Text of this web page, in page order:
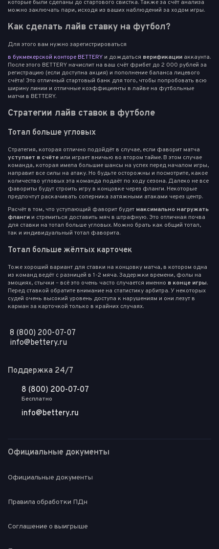
которые были сделаны до стартового свистка. Также за счёт анализа
можно заключать пари, исходя из ваших наблюдений за ходом игры.
Как сделать лайв ставку на футбол?
Для этого вам нужно зарегистрироваться
в букмекерской конторе BETTERY и дождаться верификации аккаунта.
После этого BETTERY начислит на ваш счёт фрибет до 2 000 рублей за
регистрацию (если доступна акция) и пополнение баланса лицевого
счёта! Это отличный стартовый банк для того, чтобы попробовать всю
ширину линии и отличные коэффициенты в лайве на футбольные
матчи в BETTERY.
Стратегии лайв ставок в футболе
Тотал больше угловых
Стратегия, которая отлично подойдёт в случае, если фаворит матча
уступает в счёте или играет вничью во втором тайме. В этом случае
команда, которая имела большие шансы на успех перед началом игры,
направит все силы на атаку. Но будьте осторожны и посмотрите, какое
количество угловых эта команда подаёт по ходу сезона. Далеко не все
фавориты будут строить игру в концовке через фланги. Некоторые
предпочтут раскачивать соперника затяжными атаками через центр.
Расчёт в том, что уступающий фаворит будет максимально нагружать
фланги и стремиться доставить мяч в штрафную. Это отличная почва
для ставки на тотал больше угловых. Можно брать как общий тотал,
так и индивидуальный тотал фаворита.
Тотал больше жёлтых карточек
Тоже хороший вариант для ставки на концовку матча, в котором одна
из команд ведёт с разницей в 1-2 мяча. Задержки времени, фолы на
эмоциях, стычки – всё это очень часто случается именно в конце игры.
Перед ставкой обратите внимание на статистику арбитра. У некоторых
судей очень высокий уровень доступа к нарушениям и они лезут в
карман за карточкой только в крайних случаях.
8 (800) 200-07-07
info@bettery.ru
Поддержка 24/7
8 (800) 200-07-07
Бесплатно
info@bettery.ru
Официальные документы
Официальные документы
Правила обработки ПДн
Соглашение о выигрыше